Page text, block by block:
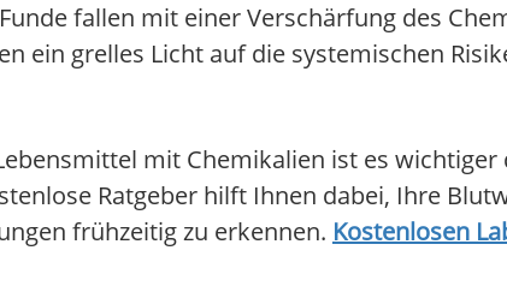
fallen mit einer Verschärfung des
ein grelles Licht auf die systemischen
mit Chemikalien ist es wichtiger
Ratgeber hilft Ihnen dabei, Ihre
frühzeitig zu erkennen. Kostenlosen